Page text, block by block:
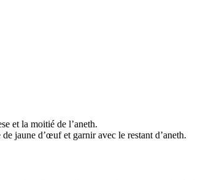
et la moitié de l’aneth.
jaune d’œuf et garnir avec le restant d’aneth.